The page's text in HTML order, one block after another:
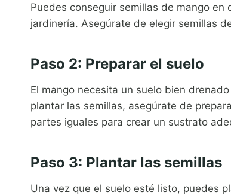
Puedes conseguir semillas de mango
jardinería. Asegúrate de elegir semillas
Paso 2: Preparar el suelo
El mango necesita un suelo bien
plantar las semillas, asegúrate de
partes iguales para crear un sustrato
Paso 3: Plantar las semillas
Una vez que el suelo esté listo, puedes